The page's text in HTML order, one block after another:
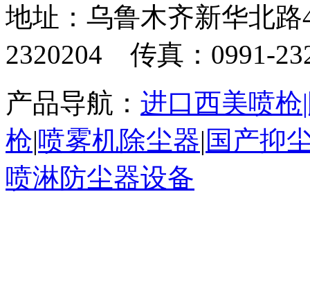
地址：乌鲁木齐新华北
2320204 传真：0991-
产品导航： 进口西美喷枪
枪|喷雾机除尘器|国产抑
喷淋防尘器设备